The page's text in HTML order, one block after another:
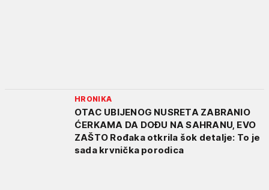
HRONIKA
OTAC UBIJENOG NUSRETA ZABRANIO
ĆERKAMA DA DOĐU NA SAHRANU, EVO
ZAŠTO Rođaka otkrila šok detalje: To je
sada krvnička porodica